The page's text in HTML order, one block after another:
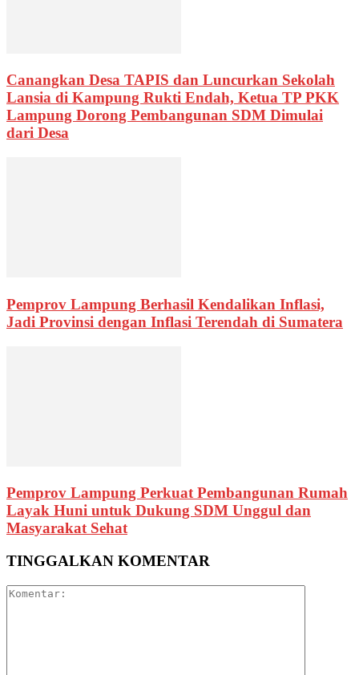
Canangkan Desa TAPIS dan Luncurkan Sekolah
Lansia di Kampung Rukti Endah, Ketua TP PKK
Lampung Dorong Pembangunan SDM Dimulai
dari Desa
Pemprov Lampung Berhasil Kendalikan Inflasi,
Jadi Provinsi dengan Inflasi Terendah di Sumatera
Pemprov Lampung Perkuat Pembangunan Rumah
Layak Huni untuk Dukung SDM Unggul dan
Masyarakat Sehat
TINGGALKAN KOMENTAR